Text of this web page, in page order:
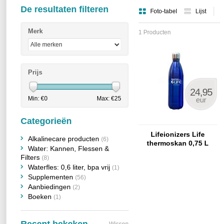
Foto-tabel Lijst
1 Producten
24,95
eur
Lifeionizers Life
thermoskan 0,75 L
De resultaten filteren
Merk
Prijs
Min: €0 Max: €25
Categorieën
Alkalinecare producten (6)
Water: Kannen, Flessen &
Filters (8)
Waterfles: 0,6 liter, bpa vrij (1)
Supplementen (56)
Aanbiedingen (2)
Boeken (1)